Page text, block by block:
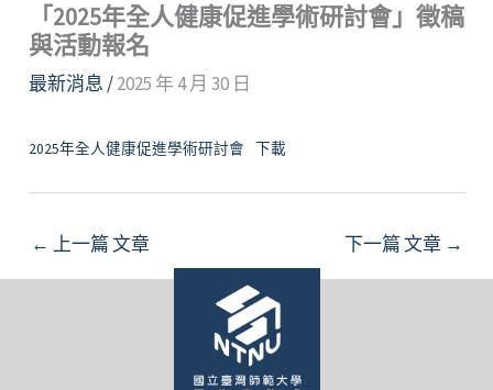
「2025年全人健康促進學術研討會」徵稿
與活動報名
最新消息 /2025 年 4 月 30 日
2025年全人健康促進學術研討會 下載
← 上一篇 文章 下一篇 文章 →